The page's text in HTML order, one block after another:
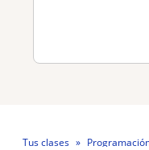
Tus clases